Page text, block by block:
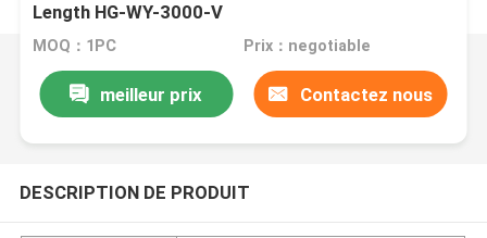
Length HG-WY-3000-V
MOQ：1PC Prix：negotiable
meilleur prix Contactez nous
DESCRIPTION DE PRODUIT